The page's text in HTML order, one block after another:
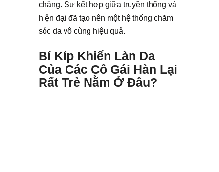
chăng. Sự kết hợp giữa truyền thống và
hiện đại đã tạo nên một hệ thống chăm
sóc da vô cùng hiệu quả.
Bí Kíp Khiến Làn Da
Của Các Cô Gái Hàn Lại
Rất Trẻ Nằm Ở Đâu?